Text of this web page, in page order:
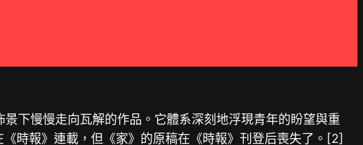
下慢慢走向瓦解的作品。它體系深刻地浮現青年的盼望與重
時報》連載，但《家》的原稿在《時報》刊登后喪失了。[2]